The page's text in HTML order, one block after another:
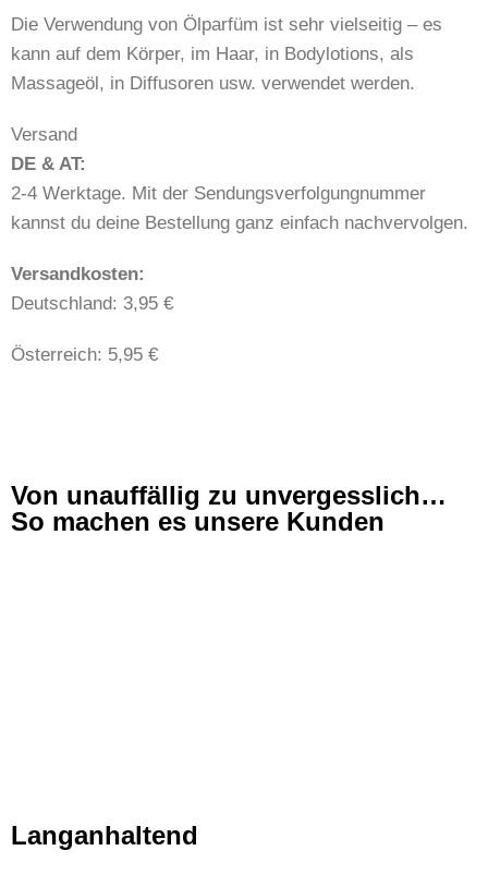
Die Verwendung von Ölparfüm ist sehr vielseitig – es
kann auf dem Körper, im Haar, in Bodylotions, als
Massageöl, in Diffusoren usw. verwendet werden.
Versand
DE & AT:
2-4 Werktage. Mit der Sendungsverfolgungnummer
kannst du deine Bestellung ganz einfach nachvervolgen.
​​Versandkosten:
Deutschland: 3,95 €
Österreich: 5,95 €
Von unauffällig zu unvergesslich…
So machen es unsere Kunden
Langanhaltend